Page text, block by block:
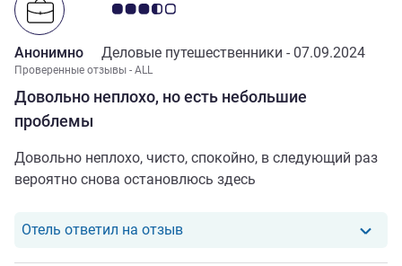
трансфер, который я заказала у администратора в
аэропорт, обошелся мне в 60 €. За мной приехал
микроавтобус, который мог увезти команду из 10
человек. Сама гостиница чистая, соответствует 3 *.
Довольно неплохо, но есть небольшие
проблемы
Примечание: отзывы клиентов 3.5/5
Анонимно Деловые путешественники - 07.09.2024
Проверенные отзывы - ALL
Довольно неплохо, чисто, спокойно, в следующий раз
вероятно снова остановлюсь здесь
Отель ответил на отзывОтель ответил на отзыв от null